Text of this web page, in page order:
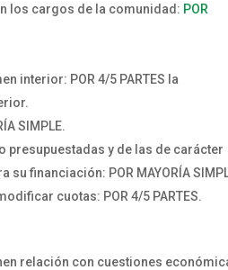
los cargos de la comunidad: POR
interior: POR 4/5 PARTES la
SIMPLE.
y de las de carácter
financiación: POR MAYORÍA
cuotas: POR 4/5 PARTES.
relación con cuestiones